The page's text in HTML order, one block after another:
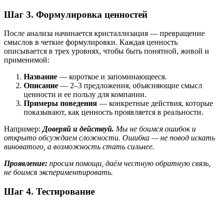
Шаг 3. Формулировка ценностей
После анализа начинается кристаллизация — превращение
смыслов в четкие формулировки. Каждая ценность
описывается в трех уровнях, чтобы быть понятной, живой и
применимой:
Название — короткое и запоминающееся.
Описание — 2–3 предложения, объясняющие смысл
ценности и ее пользу для компании.
Примеры поведения — конкретные действия, которые
показывают, как ценность проявляется в реальности.
Например: Доверяй и действуй. Мы не боимся ошибок и
открыто обсуждаем сложности. Ошибка — не повод искать
виноватого, а возможность стать сильнее.
Проявление: просим помощи, даём честную обратную связь,
не боимся экспериментировать.
Шаг 4. Тестирование